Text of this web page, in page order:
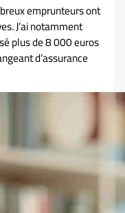
emprunteurs ont
J’ai notamment
plus de 8 000 euros
d’assurance